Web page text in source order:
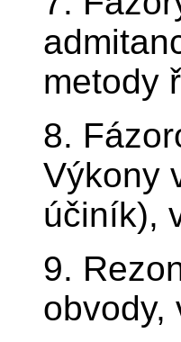
metody
8.
Výkony
účiník),
9.
obvody,